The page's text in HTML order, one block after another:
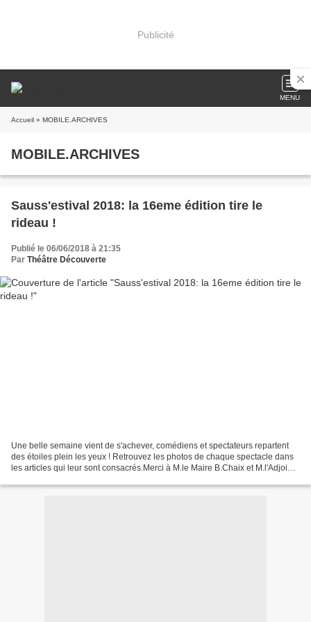
Publicité
MENU
Accueil » MOBILE.ARCHIVES
MOBILE.ARCHIVES
Sauss'estival 2018: la 16eme édition tire le
rideau !
Publié le 06/06/2018 à 21:35
Par Théâtre Découverte
Une belle semaine vient de s'achever, comédiens et spectateurs repartent
des étoiles plein les yeux ! Retrouvez les photos de chaque spectacle dans
les articles qui leur sont consacrés.Merci à M.le Maire B.Chaix et M.l'Adjoint